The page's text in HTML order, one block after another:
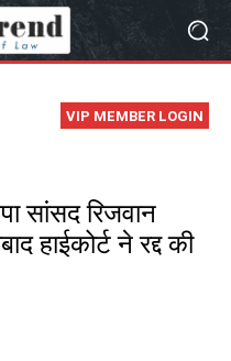
VIP MEMBER LOGIN
सांसद रिजवान
हाईकोर्ट ने रद्द की